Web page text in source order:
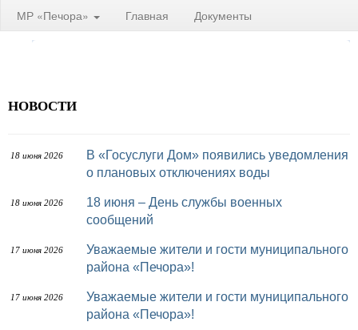
МР «Печора» Главная Документы
НОВОСТИ
18 июня 2026
В «Госуслуги Дом» появились уведомления
о плановых отключениях воды
18 июня 2026
18 июня – День службы военных
сообщений
17 июня 2026
Уважаемые жители и гости муниципального
района «Печора»!
17 июня 2026
Уважаемые жители и гости муниципального
района «Печора»!